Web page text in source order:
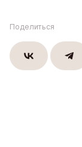
Поделиться